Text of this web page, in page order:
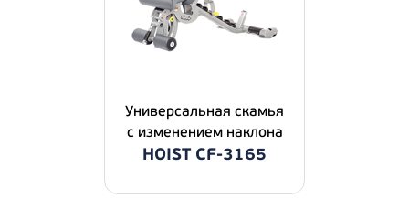
Универсальная скамья
с изменением наклона
HOIST CF-3165